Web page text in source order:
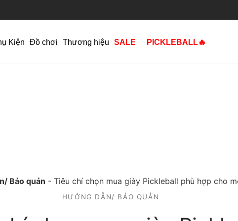
Kiện Đồ chơi Thương hiệu SALE PICKLEBALL🔥
Bảo quản - Tiêu chí chọn mua giày Pickleball phù hợp cho
HƯỚNG DẪN/ BẢO QUẢN